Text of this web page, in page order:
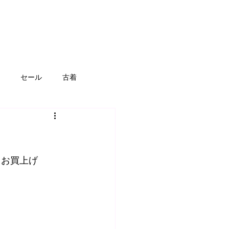
セール 古着
アウドドア用品
募集
買上げ